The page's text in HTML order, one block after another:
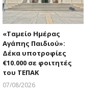
«Ταμείο Ημέρας
Αγάπης Παιδιού»:
Δέκα υποτροφίες
€10.000 σε φοιτητές
του ΤΕΠΑΚ
07/08/2026